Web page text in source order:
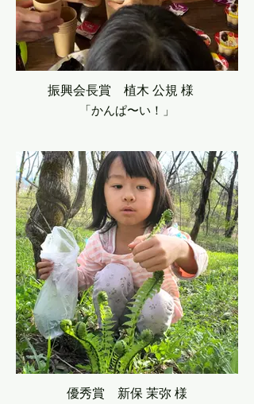
振興会長賞 植木 公規 様
「かんぱ〜い！」
優秀賞 新保 茉弥 様